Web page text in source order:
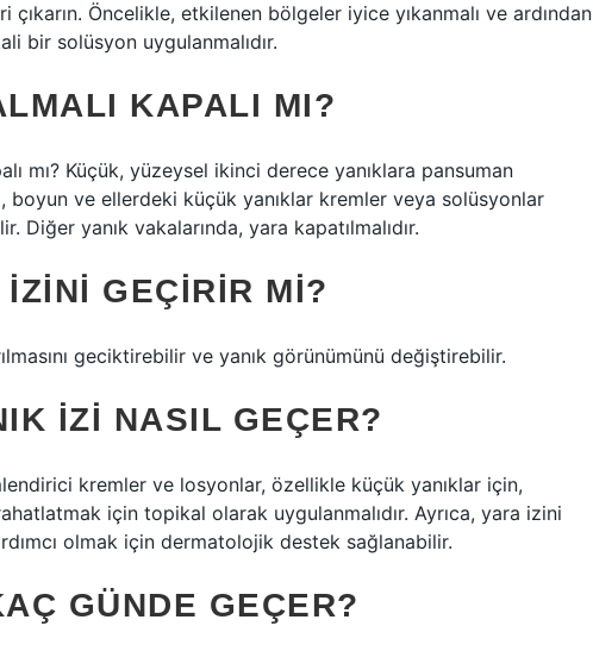
çıkarın. Öncelikle, etkilenen bölgeler iyice yıkanmalı ve ardından
bir solüsyon uygulanmalıdır.
KAPALI MI?
mı? Küçük, yüzeysel ikinci derece yanıklara pansuman
boyun ve ellerdeki küçük yanıklar kremler veya solüsyonlar
Diğer yanık vakalarında, yara kapatılmalıdır.
GEÇIRIR MI?
geciktirebilir ve yanık görünümünü değiştirebilir.
IZI NASIL GEÇER?
kremler ve losyonlar, özellikle küçük yanıklar için,
için topikal olarak uygulanmalıdır. Ayrıca, yara izini
olmak için dermatolojik destek sağlanabilir.
GÜNDE GEÇER?